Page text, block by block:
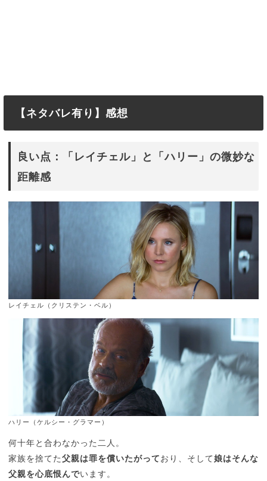
【ネタバレ有り】感想
良い点：「レイチェル」と「ハリー」の微妙な
距離感
レイチェル（クリステン・ベル）
ハリー（ケルシー・グラマー）
何十年と合わなかった二人。
家族を捨てた父親は罪を償いたがっており、そして娘はそんな
父親を心底恨んでいます。